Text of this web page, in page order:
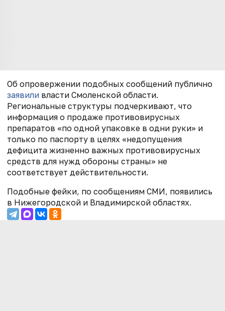
Об опровержении подобных сообщений публично
заявили власти Смоленской области.
Региональные структуры подчеркивают, что
информация о продаже противовирусных
препаратов «по одной упаковке в одни руки» и
только по паспорту в целях «недопущения
дефицита жизненно важных противовирусных
средств для нужд обороны страны» не
соответствует действительности.
Подобные фейки, по сообщениям СМИ, появились
в Нижегородской и Владимирской областях.